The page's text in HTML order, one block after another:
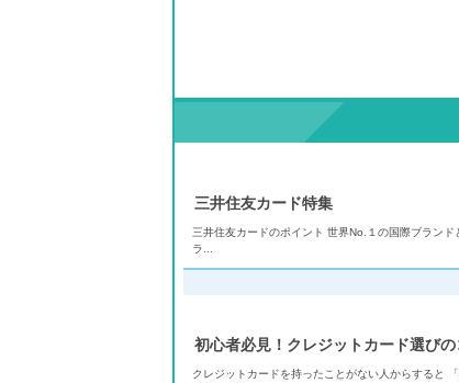
三井住友カード特集
三井住友カードのポイント 世界No.１の国際ブラン
ラ...
初心者必見！クレジットカード選び
クレジットカードを持ったことがない人からすると